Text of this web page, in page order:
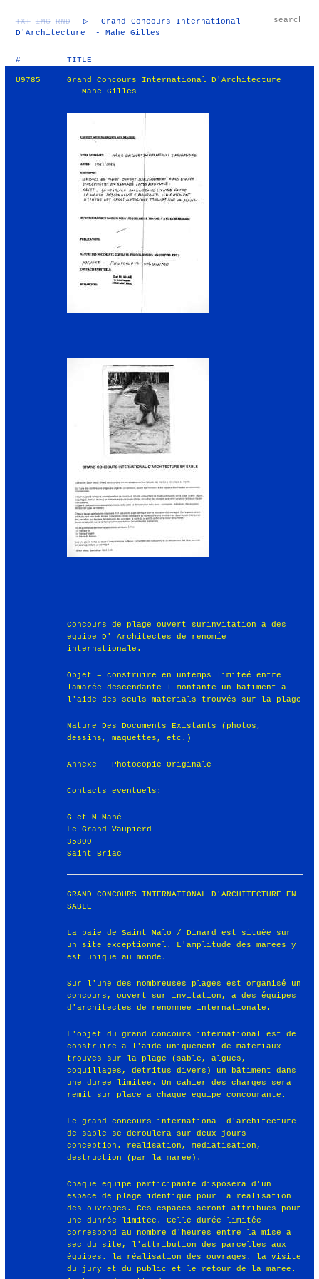
TXT IMG RND ▷
Grand Concours International
D'Architecture - Mahe Gilles
# TITLE
U9785
Grand Concours International D'Architecture
- Mahe Gilles
Concours de plage ouvert surinvitation a des
equipe D' Architectes de renomíe
internationale.
Objet = construire en untemps limiteé entre
lamarée descendante + montante un batiment a
l'aide des seuls materials trouvés sur la plage
Nature Des Documents Existants (photos,
dessins, maquettes, etc.)
Annexe - Photocopie Originale
Contacts eventuels:
G et M Mahé
Le Grand Vaupierd
35800
Saint Briac
GRAND CONCOURS INTERNATIONAL D'ARCHITECTURE EN
SABLE
La baie de Saint Malo / Dinard est située sur
un site exceptionnel. L'amplitude des marees y
est unique au monde.
Sur l'une des nombreuses plages est organisé un
concours, ouvert sur invitation, a des équipes
d'architectes de renommee internationale.
L'objet du grand concours international est de
construire a l'aide uniquement de materiaux
trouves sur la plage (sable, algues,
coquillages, detritus divers) un bätiment dans
une duree limitee. Un cahier des charges sera
remit sur place a chaque equipe concourante.
Le grand concours international d'architecture
de sable se deroulera sur deux jours -
conception. realisation, mediatisation,
destruction (par la maree).
Chaque equipe participante disposera d'un
espace de plage identique pour la realisation
des ouvrages. Ces espaces seront attribues pour
une dunrée limitee. Celle durée limitée
correspond au nombre d'heures entre la mise a
sec du site, l'attribution des parcelles aux
équipes. la réalisation des ouvrages. la visite
du jury et du public et le retour de la maree.